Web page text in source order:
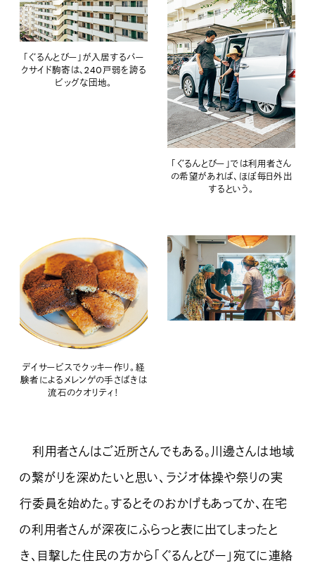
「ぐるんとびー」が入居するパー
クサイド駒寄は、240戸弱を誇る
ビッグな団地。
「ぐるんとびー」では利用者さん
の希望があれば、ほぼ毎日外出
するという。
デイサービスでクッキー作り。経
験者によるメレンゲの手さばきは
流石のクオリティ！
利用者さんはご近所さんでもある。川邊さんは地域
の繋がりを深めたいと思い、ラジオ体操や祭りの実
行委員を始めた。するとそのおかげもあってか、在宅
の利用者さんが深夜にふらっと表に出てしまったと
き、目撃した住民の方から「ぐるんとびー」宛てに連絡